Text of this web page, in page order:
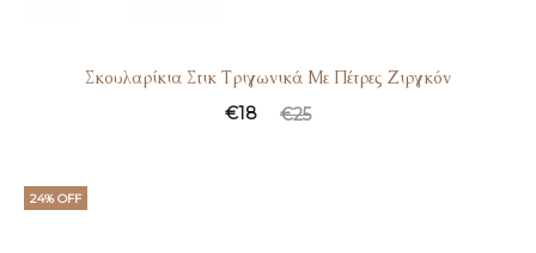
Σκουλαρίκια Στικ Τριγωνικά Με Πέτρες Ζιργκόν
€25
€18
24% OFF